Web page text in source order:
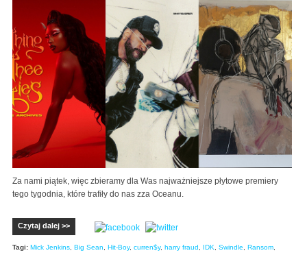
Za nami piątek, więc zbieramy dla Was najważniejsze płytowe premiery
tego tygodnia, które trafiły do nas zza Oceanu.
Czytaj dalej >>
Tagi: Mick Jenkins Big Sean Hit-Boy, curren$y, harry fraud IDK Swindle Ransom